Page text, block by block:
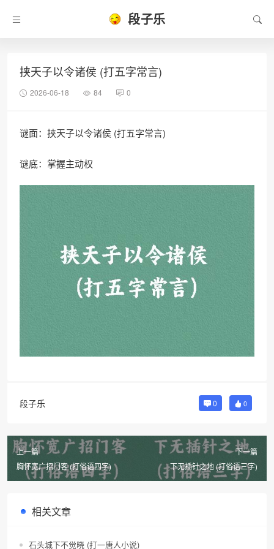
段子乐
挟天子以令诸侯 (打五字常言)
2026-06-18 84 0
谜面：挟天子以令诸侯 (打五字常言)
谜底：掌握主动权
段子乐 0 0
上一篇
胸怀宽广招门客 (打俗语四字)
下一篇
下无插针之地 (打俗语三字)
相关文章
石头城下不觉晓 (打一唐人小说)